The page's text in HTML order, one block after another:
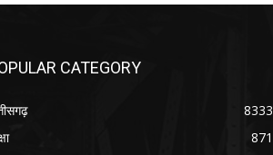
CATEGORY
8333
871